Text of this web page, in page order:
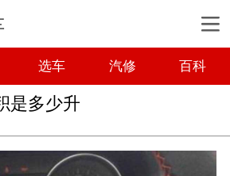
选车 汽修 百科
是多少升